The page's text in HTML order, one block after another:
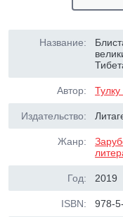
Название:
Автор:
Издательство:
Жанр:
Год: 2019
ISBN: 978-